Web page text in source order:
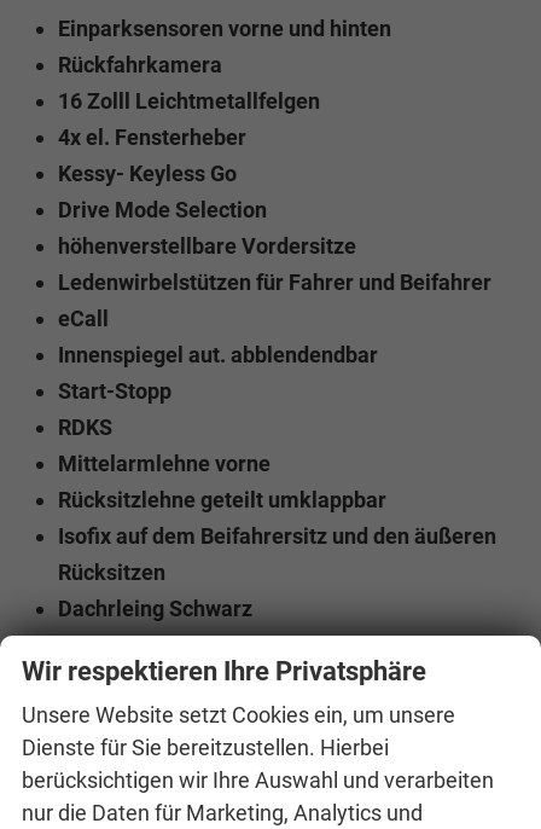
Einparksensoren vorne und hinten
Rückfahrkamera
16 Zolll Leichtmetallfelgen
4x el. Fensterheber
Kessy- Keyless Go
Drive Mode Selection
höhenverstellbare Vordersitze
Ledenwirbelstützen für Fahrer und Beifahrer
eCall
Innenspiegel aut. abblendendbar
Start-Stopp
RDKS
Mittelarmlehne vorne
Rücksitzlehne geteilt umklappbar
Isofix auf dem Beifahrersitz und den äußeren
Rücksitzen
Dachrleing Schwarz
Innen
Armlehnen
Mittelarmlehne
Fensterheber
Gepäckraumabtrennung
vorhanden
Innenraumfilter
Wir respektieren Ihre Privatsphäre
Unsere Website setzt Cookies ein, um unsere
Dienste für Sie bereitzustellen. Hierbei
berücksichtigen wir Ihre Auswahl und verarbeiten
nur die Daten für Marketing, Analytics und